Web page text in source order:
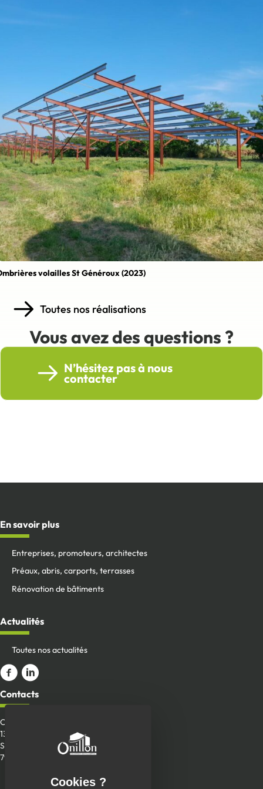
volailles St Généroux (2023)
Toutes nos réalisations
Vous avez des questions ?
N’hésitez pas à nous
contacter
En savoir plus
Entreprises, promoteurs, architectes
Préaux, abris, carports, terrasses
Rénovation de bâtiments
Actualités
Toutes nos actualités
Aller sur la page Facebook
ALler sur le compte Linkedin
Contacts
Onillon SAS
13 Place de la Roche
Saint-Aubin-de-Baubigné
79700 Mauléon
Envoyer un message